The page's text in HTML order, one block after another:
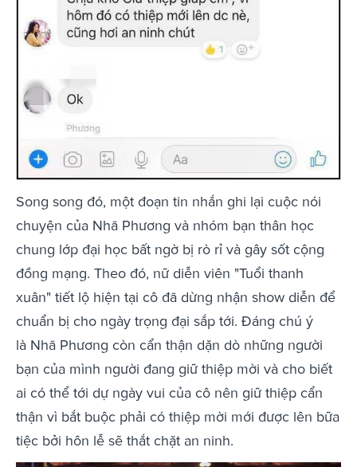
Song song đó, một đoạn tin nhắn ghi lại cuộc nói
chuyện của Nhã Phương và nhóm bạn thân học
chung lớp đại học bất ngờ bị rò rỉ và gây sốt cộng
đồng mạng. Theo đó, nữ diễn viên "Tuổi thanh
xuân" tiết lộ hiện tại cô đã dừng nhận show diễn để
chuẩn bị cho ngày trọng đại sắp tới. Đáng chú ý
là Nhã Phương còn cẩn thận dặn dò những người
bạn của mình người đang giữ thiệp mời và cho biết
ai có thể tới dự ngày vui của cô nên giữ thiệp cẩn
thận vì bắt buộc phải có thiệp mời mới được lên bữa
tiệc bởi hôn lễ sẽ thắt chặt an ninh.